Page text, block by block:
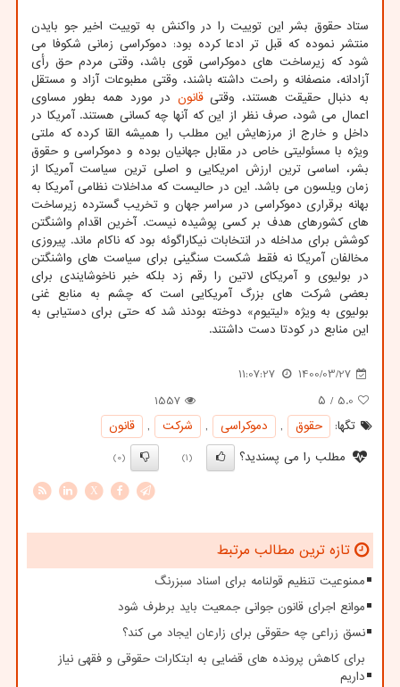
ستاد حقوق بشر این توییت را در واکنش به توییت اخیر جو بایدن
منتشر نموده که قبل تر ادعا کرده بود: دموکراسی زمانی شکوفا می
شود که زیرساخت های دموکراسی قوی باشد، وقتی مردم حق رأی
آزادانه، منصفانه و راحت داشته باشند، وقتی مطبوعات آزاد و مستقل
به دنبال حقیقت هستند، وقتیقانون در مورد همه بطور مساوی
اعمال می شود، صرف نظر از این که آنها چه کسانی هستند. آمریکا در
داخل و خارج از مرزهایش این مطلب را همیشه القا کرده که ملتی
ویژه با مسئولیتی خاص در مقابل جهانیان بوده و دموکراسی و حقوق
بشر، اساسی ترین ارزش امریکایی و اصلی ترین سیاست آمریکا از
زمان ویلسون می باشد. این در حالیست که مداخلات نظامی آمریکا به
بهانه برقراری دموکراسی در سراسر جهان و تخریب گسترده زیرساخت
های کشورهای هدف بر کسی پوشیده نیست. آخرین اقدام واشنگتن
کوشش برای مداخله در انتخابات نیکاراگوئه بود که ناکام ماند. پیروزی
مخالفان آمریکا نه فقط شکست سنگینی برای سیاست های واشنگتن
در بولیوی و آمریکای لاتین را رقم زد بلکه خبر ناخوشایندی برای
بعضی شرکت های بزرگ آمریکایی است که چشم به منابع غنی
بولیوی به ویژه «لیتیوم» دوخته بودند شد که حتی برای دستیابی به
این منابع در کودتا دست داشتند.
1400/03/27
11:07:27
5.0 / ۵
1557
تگها:
حقوق , دموكراسی , شركت ,
قانون
مطلب را می پسندید؟
(1)
(0)
X
تازه ترین مطالب مرتبط
ممنوعیت تنظیم قولنامه برای اسناد سبزرنگ
موانع اجرای قانون جوانی جمعیت باید برطرف شود
نسق زراعی چه حقوقی برای زارعان ایجاد می کند؟
برای کاهش پرونده های قضایی به ابتکارات حقوقی و فقهی نیاز
داریم